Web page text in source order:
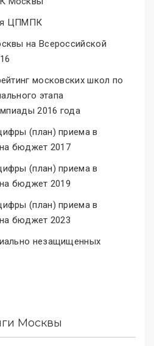
ЦПМПК
на Всероссийской
московских школ по
этапа
2016 года
(план) приема в
бюджет 2017
(план) приема в
бюджет 2019
(план) приема в
бюджет 2023
незащищенных
Москвы